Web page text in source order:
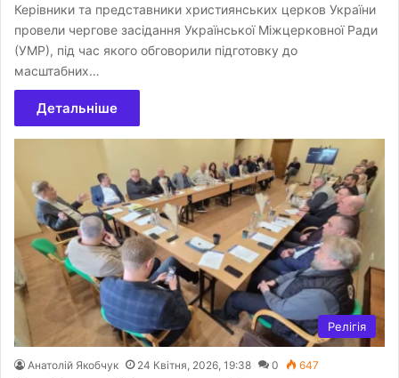
Керівники та представники християнських церков України
провели чергове засідання Української Міжцерковної Ради
(УМР), під час якого обговорили підготовку до
масштабних…
Детальніше
Релігія
Анатолій Якобчук 24 Квітня, 2026, 19:38 0 647